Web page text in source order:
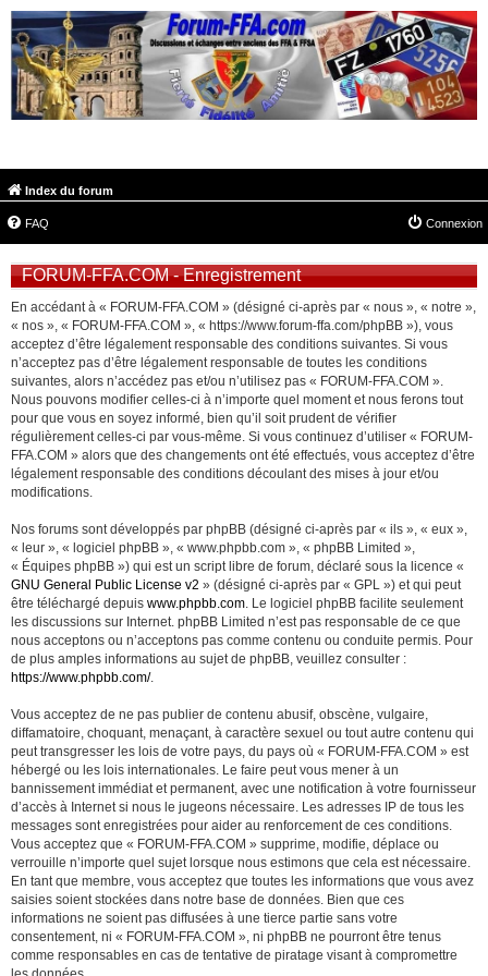
Index du forum
FAQ Connexion
FORUM-FFA.COM - Enregistrement
En accédant à « FORUM-FFA.COM » (désigné ci-après par « nous », « notre »,
« nos », « FORUM-FFA.COM », « https://www.forum-ffa.com/phpBB »), vous
acceptez d’être légalement responsable des conditions suivantes. Si vous
n’acceptez pas d’être légalement responsable de toutes les conditions
suivantes, alors n’accédez pas et/ou n’utilisez pas « FORUM-FFA.COM ».
Nous pouvons modifier celles-ci à n’importe quel moment et nous ferons tout
pour que vous en soyez informé, bien qu’il soit prudent de vérifier
régulièrement celles-ci par vous-même. Si vous continuez d’utiliser « FORUM-
FFA.COM » alors que des changements ont été effectués, vous acceptez d’être
légalement responsable des conditions découlant des mises à jour et/ou
modifications.
Nos forums sont développés par phpBB (désigné ci-après par « ils », « eux »,
« leur », « logiciel phpBB », « www.phpbb.com », « phpBB Limited »,
« Équipes phpBB ») qui est un script libre de forum, déclaré sous la licence «
GNU General Public License v2 » (désigné ci-après par « GPL ») et qui peut
être téléchargé depuis www.phpbb.com . Le logiciel phpBB facilite seulement
les discussions sur Internet. phpBB Limited n’est pas responsable de ce que
nous acceptons ou n’acceptons pas comme contenu ou conduite permis. Pour
de plus amples informations au sujet de phpBB, veuillez consulter :
https://www.phpbb.com/.
Vous acceptez de ne pas publier de contenu abusif, obscène, vulgaire,
diffamatoire, choquant, menaçant, à caractère sexuel ou tout autre contenu qui
peut transgresser les lois de votre pays, du pays où « FORUM-FFA.COM » est
hébergé ou les lois internationales. Le faire peut vous mener à un
bannissement immédiat et permanent, avec une notification à votre fournisseur
d’accès à Internet si nous le jugeons nécessaire. Les adresses IP de tous les
messages sont enregistrées pour aider au renforcement de ces conditions.
Vous acceptez que « FORUM-FFA.COM » supprime, modifie, déplace ou
verrouille n’importe quel sujet lorsque nous estimons que cela est nécessaire.
En tant que membre, vous acceptez que toutes les informations que vous avez
saisies soient stockées dans notre base de données. Bien que ces
informations ne soient pas diffusées à une tierce partie sans votre
consentement, ni « FORUM-FFA.COM », ni phpBB ne pourront être tenus
comme responsables en cas de tentative de piratage visant à compromettre